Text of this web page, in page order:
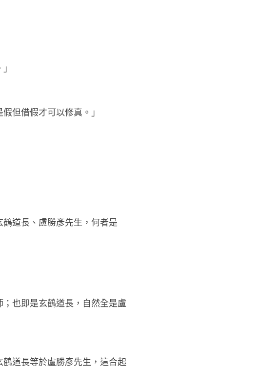
但借假才可以修真。」
道長、盧勝彥先生，何者是
；也即是玄鶴道長，自然全是盧
鶴道長等於盧勝彥先生，這合起